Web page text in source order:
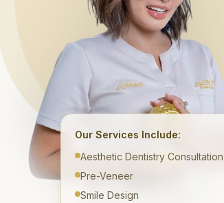
Our Services Include:
Aesthetic Dentistry Consultation
Pre-Veneer
Smile Design